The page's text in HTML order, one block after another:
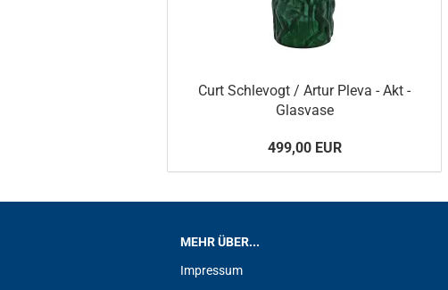
Curt Schlevogt / Artur Pleva - Akt -
Glasvase
499,00 EUR
MEHR ÜBER...
Impressum